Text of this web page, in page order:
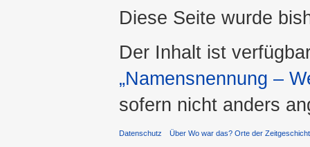
Diese Seite wurde
Der Inhalt ist
„Namensnennung –
sofern nicht anders
Datenschutz Über Wo war das? Orte der